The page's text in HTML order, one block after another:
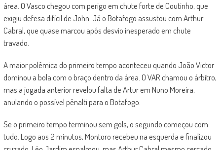
área. O Vasco chegou com perigo em chute forte de Coutinho, que
exigiu defesa difícil de John. Já o Botafogo assustou com Arthur
Cabral, que quase marcou após desvio inesperado em chute
travado.
A maior polêmica do primeiro tempo aconteceu quando João Victor
dominou a bola com o braço dentro da área. O VAR chamou o árbitro,
mas a jogada anterior revelou falta de Artur em Nuno Moreira,
anulando o possível pênalti para o Botafogo.
Se o primeiro tempo terminou sem gols, o segundo começou com
tudo. Logo aos 2 minutos, Montoro recebeu na esquerda e finalizou